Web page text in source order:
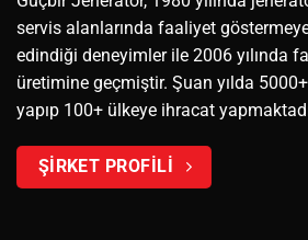
servis alanlarında faaliyet
edindiği deneyimler ile 2006 yılında
üretimine geçmiştir. Şuan yılda
yapıp 100+ ülkeye ihracat
ŞİRKET PROFİLİ